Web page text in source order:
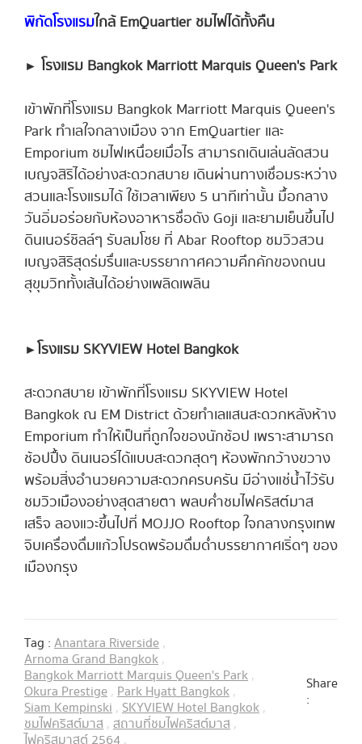
พิกัดโรงแรมใกล้ EmQuartier ชมไฟได้ทั้งคืน
► โรงแรม Bangkok Marriott Marquis Queen's Park
เข้าพักที่โรงแรม Bangkok Marriott Marquis Queen's
Park ทำเลใจกลางเมือง จาก EmQuartier และ
Emporium ชมไฟเหนื่อยเมื่อไร สามารถเดินเล่นลัดสวน
เบญจสิริได้อย่างสะดวกสบาย เดินผ่านทางเชื่อมระหว่าง
สวนและโรงแรมได้ ใช้เวลาเพียง 5 นาทีเท่านั้น มื้อกลาง
วันอิ่มอร่อยกับห้องอาหารชื่อดัง Goji และยามเย็นขึ้นไป
ดินเนอร์ชิลล์ๆ รับลมโชย ที่ Abar Rooftop ชมวิวสวน
เบญจสิริสุดร่มรื่นและบรรยากาศความคึกคักของถนน
สุขุมวิททั้งเส้นได้อย่างเพลิดเพลิน
►โรงแรม SKYVIEW Hotel Bangkok
สะดวกสบาย เข้าพักที่โรงแรม SKYVIEW Hotel
Bangkok ณ EM District ด้วยทำเลแสนสะดวกหลังห้าง
Emporium ทำให้เป็นที่ถูกใจของนักช้อป เพราะสามารถ
ช้อปปื้ง ดินเนอร์ได้แบบสะดวกสุดๆ ห้องพักกว้างขวาง
พร้อมสิ่งอำนวยความสะดวกครบครัน มีอ่างแช่น้ำไว้รับ
ชมวิวเมืองอย่างสุดสายตา พลบค่ำชมไฟคริสต์มาส
เสร็จ ลองแวะขึ้นไปที่ MOJJO Rooftop ใจกลางกรุงเทพ
จิบเครื่องดื่มแก้วโปรดพร้อมดื่มด่ำบรรยากาศเริ่ดๆ ของ
เมืองกรุง
Tag : Anantara Riverside ,
Arnoma Grand Bangkok ,
Bangkok Marriott Marquis Queen's Park ,
Okura Prestige , Park Hyatt Bangkok ,
Siam Kempinski , SKYVIEW Hotel Bangkok ,
ชมไฟคริสต์มาส , สถานที่ชมไฟคริสต์มาส ,
ไฟคริสมาสต์ 2564 ,
Share
: